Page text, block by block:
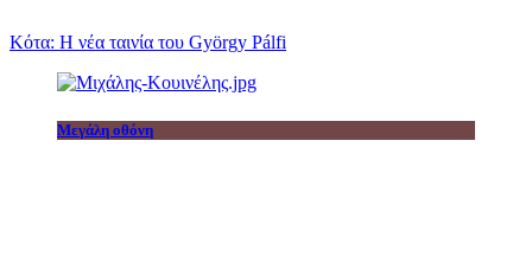
Κότα: Η νέα ταινία του György Pálfi
Μεγάλη οθόνη